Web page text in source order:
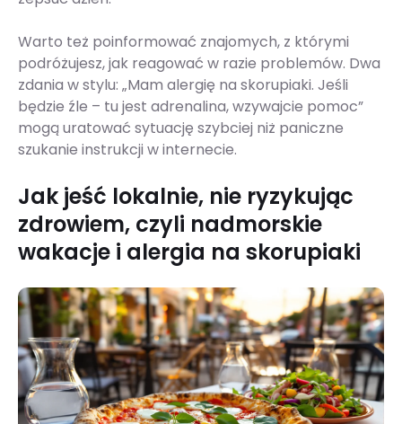
Warto też poinformować znajomych, z którymi
podróżujesz, jak reagować w razie problemów. Dwa
zdania w stylu: „Mam alergię na skorupiaki. Jeśli
będzie źle – tu jest adrenalina, wzywajcie pomoc”
mogą uratować sytuację szybciej niż paniczne
szukanie instrukcji w internecie.
Jak jeść lokalnie, nie ryzykując
zdrowiem, czyli nadmorskie
wakacje i alergia na skorupiaki